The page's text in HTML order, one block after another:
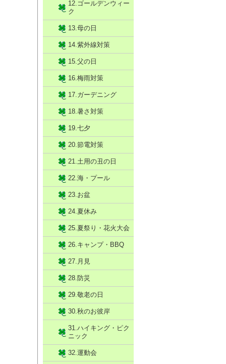
12.ゴールデンウィー
ク
13.母の日
14.紫外線対策
15.父の日
16.梅雨対策
17.ガーデニング
18.暑さ対策
19.七夕
20.節電対策
21.土用の丑の日
22.海・プール
23.お盆
24.夏休み
25.夏祭り・花火大会
26.キャンプ・BBQ
27.月見
28.防災
29.敬老の日
30.秋のお彼岸
31.ハイキング・ピク
ニック
32.運動会